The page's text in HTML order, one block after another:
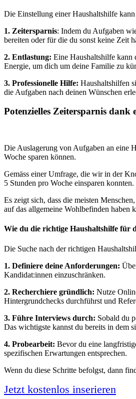
Die Einstellung einer Haushaltshilfe
1. Zeitersparnis: Indem du Aufgaben
bereiten oder für die du sonst keine Zeit
2. Entlastung: Eine Haushaltshilfe kann
Energie, um dich um deine Familie zu
3. Professionelle Hilfe: Haushaltshilfen
die Aufgaben nach deinen Wünschen
Potenzielles Zeitersparnis dank
Die Auslagerung von Aufgaben an eine
Woche sparen können.
Gemäss einer Umfrage, die wir in der
5 Stunden pro Woche einsparen
Es zeigt sich, dass die meisten
auf das allgemeine Wohlbefinden haben
Wie du die richtige Haushaltshilfe für
Die Suche nach der richtigen
1. Definiere deine Anforderungen:
Kandidat:innen einzuschränken.
2. Recherchiere gründlich: Nutze
Hintergrundchecks durchführst und
3. Führe Interviews durch: Sobald du
Das wichtigste kannst du bereits in dem
4. Probearbeit: Bevor du eine
spezifischen Erwartungen entsprechen.
Wenn du diese Schritte befolgst, dann
Jetzt kostenlos inserieren